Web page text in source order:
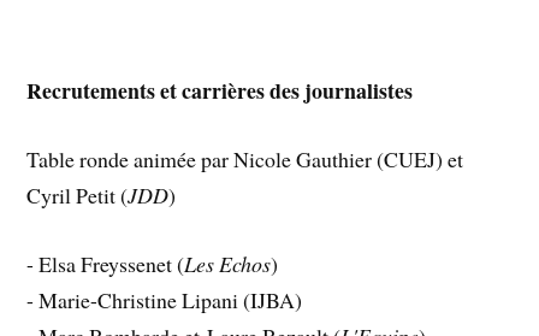
Recrutements et carrières des journalistes
Table ronde animée par Nicole Gauthier (CUEJ) et
Cyril Petit (JDD)
- Elsa Freyssenet (Les Echos)
- Marie-Christine Lipani (IJBA)